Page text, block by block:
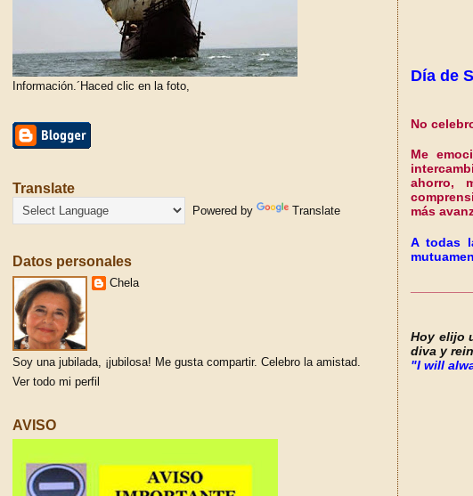
Día de
No
Me
ahorro,
más
A todas
Hoy elijo
diva y
"I will
Información.´Haced clic en la foto,
Translate
Powered by Translate
Datos personales
Chela
Soy una jubilada, ¡jubilosa! Me gusta compartir. Celebro la amistad.
Ver todo mi perfil
AVISO